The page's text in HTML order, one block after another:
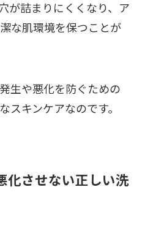
が詰まりにくくなり、ア
な肌環境を保つことが
生や悪化を防ぐための
スキンケアなのです。
化させない正しい洗